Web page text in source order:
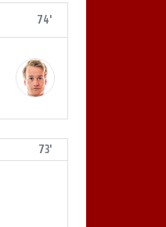
74'
73'